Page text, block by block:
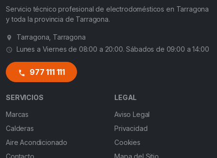
Servicio técnico profesional de electrodomésticos en Tarragona
y toda la provincia de Tarragona.
Tarragona, Tarragona
Lunes a Viernes de 08:00 a 20:00. Sábados de 09:00 a 14:00
977 111 111
SERVICIOS
Marcas
Calderas
Aire Acondicionado
LEGAL
Aviso Legal
Privacidad
Cookies